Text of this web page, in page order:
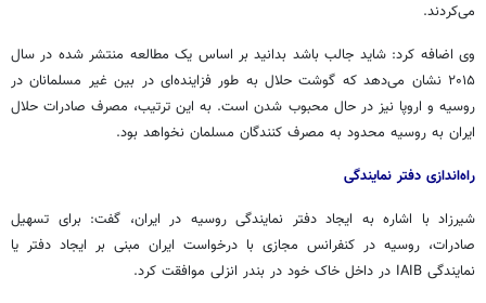
می‌کردند.
وی اضافه کرد: شاید جالب باشد بدانید بر اساس یک مطالعه منتشر شده در سال
۲۰۱۵ نشان می‌دهد که گوشت حلال به طور فزاینده‌ای در بین غیر مسلمانان در
روسیه و اروپا نیز در حال محبوب شدن است. به این ترتیب، مصرف صادرات حلال
ایران به روسیه محدود به مصرف کنندگان مسلمان نخواهد بود.
راه‌اندازی دفتر نمایندگی
شیرزاد با اشاره به ایجاد دفتر نمایندگی روسیه در ایران، گفت: برای تسهیل
صادرات، روسیه در کنفرانس مجازی با درخواست ایران مبنی بر ایجاد دفتر یا
نمایندگی IAIB در داخل خاک خود در بندر انزلی موافقت کرد.